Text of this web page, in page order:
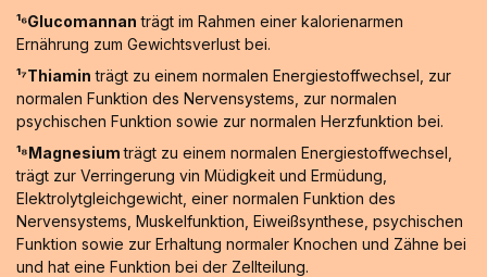
¹⁶Glucomannan trägt im Rahmen einer kalorienarmen
Ernährung zum Gewichtsverlust bei.
¹⁷Thiamin trägt zu einem normalen Energiestoffwechsel, zur
normalen Funktion des Nervensystems, zur normalen
psychischen Funktion sowie zur normalen Herzfunktion bei.
¹⁸Magnesiumträgt zu einem normalen Energiestoffwechsel,
trägt zur Verringerung vin Müdigkeit und Ermüdung,
Elektrolytgleichgewicht, einer normalen Funktion des
Nervensystems, Muskelfunktion, Eiweißsynthese, psychischen
Funktion sowie zur Erhaltung normaler Knochen und Zähne bei
und hat eine Funktion bei der Zellteilung.